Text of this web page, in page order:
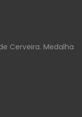
Cerveira. Medalha